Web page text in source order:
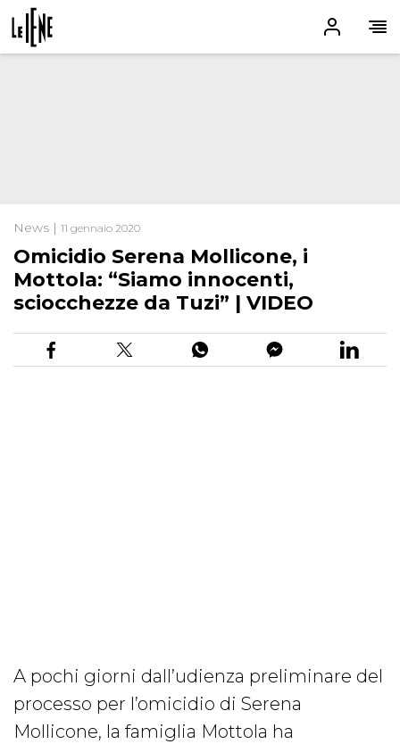
News | 11 gennaio 2020
Omicidio Serena Mollicone, i
Mottola: “Siamo innocenti,
sciocchezze da Tuzi” | VIDEO
A pochi giorni dall’udienza preliminare del
processo per l’omicidio di Serena
Mollicone, la famiglia Mottola ha